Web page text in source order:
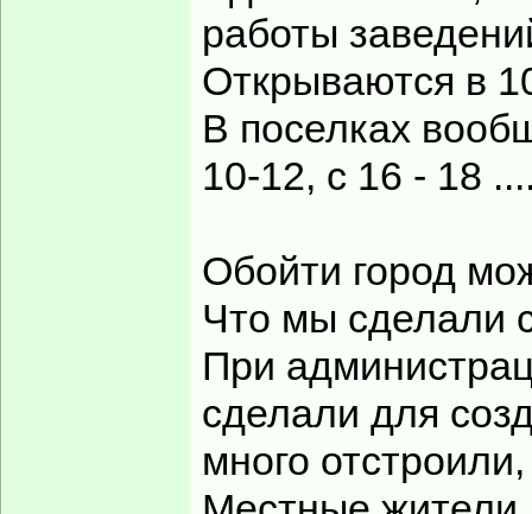
работы
Открываются в
В поселках
10-12, с 16 - 18
Обойти город
Что мы сделали
При
сделали для
много